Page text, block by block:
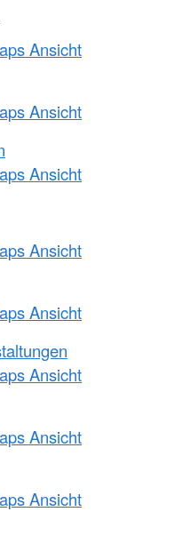
Ansicht
Ansicht
Ansicht
Ansicht
Ansicht
Ansicht
Ansicht
Ansicht